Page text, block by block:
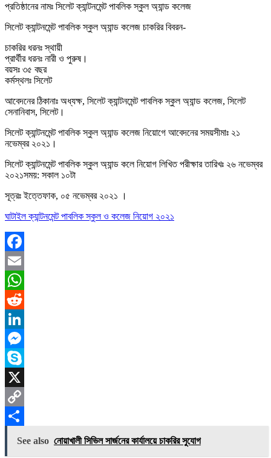
প্রতিষ্ঠানের নামঃ সিলেট ক্যান্টনমেন্ট পাবলিক স্কুল অ্যান্ড কলেজ
সিলেট ক্যান্টনমেন্ট পাবলিক স্কুল অ্যান্ড কলেজ চাকরির বিবরন-
চাকরির ধরনঃ স্থায়ী
প্রার্থীর ধরনঃ নারী ও পুরুষ।
বয়সঃ ৩৫ বছর
কর্মস্থলঃ সিলেট
আবেদনের ঠিকানাঃ অধ্যক্ষ, সিলেট ক্যান্টনমেন্ট পাবলিক স্কুল অ্যান্ড কলেজ, সিলেট
সেনানিবাস, সিলেট।
সিলেট ক্যান্টনমেন্ট পাবলিক স্কুল অ্যান্ড কলেজ নিয়োগে আবেদনের সময়সীমাঃ ২১
নভেম্বর ২০২১।
সিলেট ক্যান্টনমেন্ট পাবলিক স্কুল অ্যান্ড কলে নিয়োগ লিখিত পরীক্ষার তারিখঃ ২৬ নভেম্বর
২০২১সময়: সকাল ১০টা
সূত্রঃ ইত্তেফাক, ০৫ নভেম্বর ২০২১ ।
ঘাটাইল ক্যান্টনমেন্ট পাবলিক স্কুল ও কলেজ নিয়ােগ ২০২১
Facebook
Email
WhatsApp
Reddit
LinkedIn
Messenger
Skype
X
Copy
Link
Share
See also নোয়াখালী সিভিল সার্জনের কার্যালয়ে চাকরির সুযোগ